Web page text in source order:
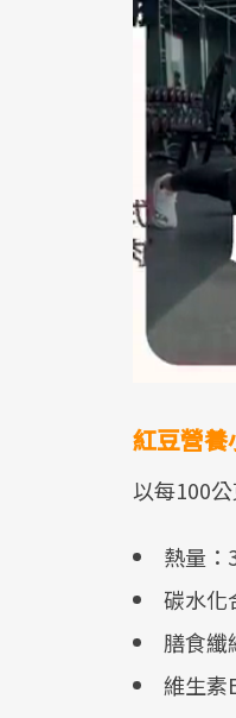
紅豆營養
以每100
熱量：
碳水化
膳食纖
維生素